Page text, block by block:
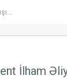
İlham